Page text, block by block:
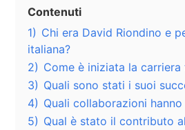
Contenuti
1) Chi era David Riondino e
italiana?
2) Come è iniziata la
3) Quali sono stati i suoi
4) Quali collaborazioni
5) Qual è stato il contributo